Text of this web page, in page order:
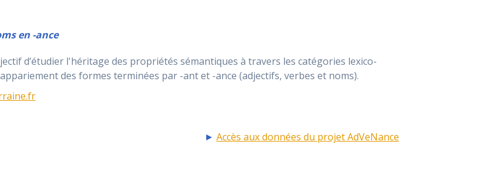
en -ance
d’étudier l'héritage des propriétés sémantiques à travers les catégories lexico-
des formes terminées par -ant et -ance (adjectifs, verbes et noms).
► Accès aux données du projet AdVeNance